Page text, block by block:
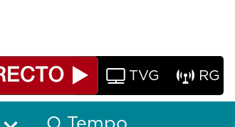
TVG RG